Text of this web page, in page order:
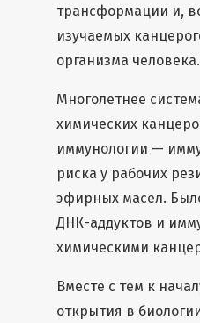
трансформации и,
изучаемых
организма человека.
Многолетнее
химических
иммунологии —
риска у рабочих
эфирных масел.
ДНК-аддуктов и
химическими
Вместе с тем к
открытия в